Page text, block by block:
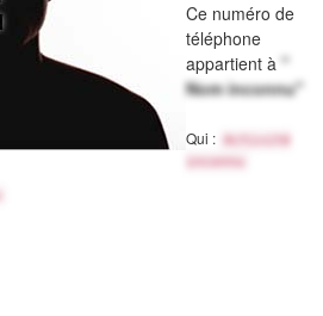
Ce numéro de
téléphone
appartient à "
Nom inconnu"
Qui :
Activité
inconnu